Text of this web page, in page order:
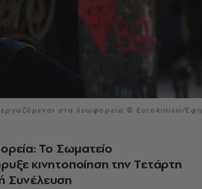
εργαζόμενοι στα λεωφορεία © Eurokinissi/Έφη
Το Σωματείο
κινητοποίηση την Τετάρτη
Συνέλευση